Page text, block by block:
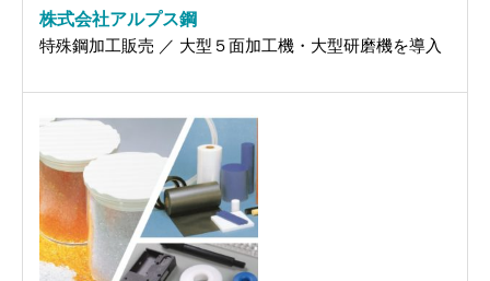
株式会社アルプス鋼
特殊鋼加工販売 ／ 大型５面加工機・大型研磨機を導入